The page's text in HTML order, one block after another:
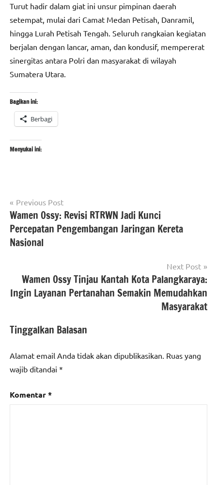
Turut hadir dalam giat ini unsur pimpinan daerah
setempat, mulai dari Camat Medan Petisah, Danramil,
hingga Lurah Petisah Tengah. Seluruh rangkaian kegiatan
berjalan dengan lancar, aman, dan kondusif, mempererat
sinergitas antara Polri dan masyarakat di wilayah
Sumatera Utara.
Bagikan ini:
Berbagi
Menyukai ini:
Tagged
with
#berita
medan
#humas
#Korsabhara
Baharkam
polri,
kamtibmas
berita
nasional
polri
Navigasi
pos
Previous Post
Wamen Ossy: Revisi RTRWN Jadi Kunci
Percepatan Pengembangan Jaringan Kereta
Nasional
Next Post
Wamen Ossy Tinjau Kantah Kota Palangkaraya:
Ingin Layanan Pertanahan Semakin Memudahkan
Masyarakat
Tinggalkan Balasan
Alamat email Anda tidak akan dipublikasikan. Ruas yang
wajib ditandai *
Komentar*